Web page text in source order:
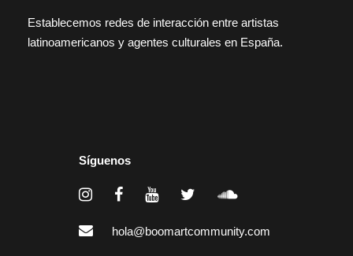
Establecemos redes de interacción entre artistas
latinoamericanos y agentes culturales en España.
Síguenos
hola@boomartcommunity.com